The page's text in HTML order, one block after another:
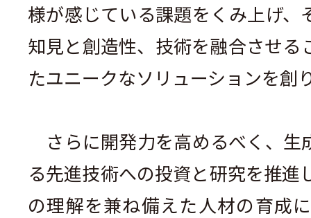
様が感じている課題をくみ上げ、
知見と創造性、技術を融合させる
たユニークなソリューションを創
さらに開発力を高めるべく、生
る先進技術への投資と研究を推進
の理解を兼ね備えた人材の育成